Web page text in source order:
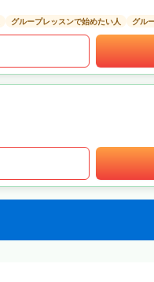
グループレッスンで始めたい人 グル